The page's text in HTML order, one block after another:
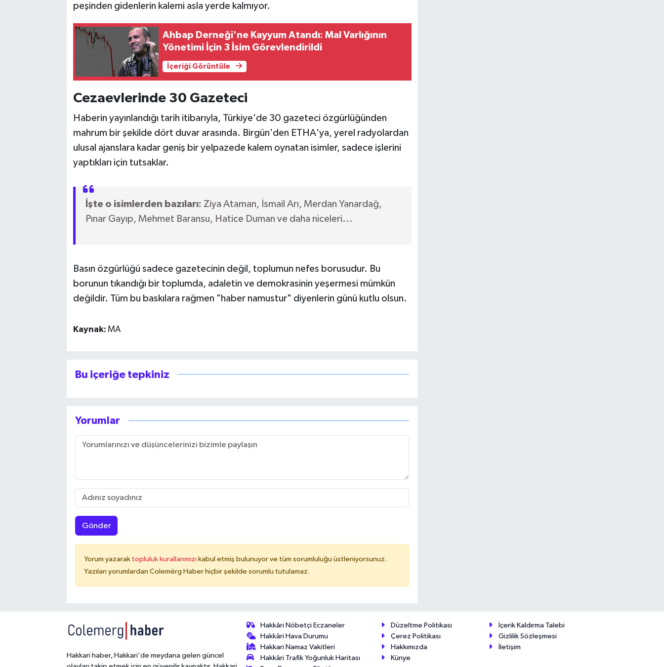
peşinden gidenlerin kalemi asla yerde kalmıyor.
Ahbap Derneği'ne Kayyum Atandı: Mal Varlığının
Yönetimi İçin 3 İsim Görevlendirildi
İçeriği Görüntüle
Cezaevlerinde 30 Gazeteci
Haberin yayınlandığı tarih itibarıyla, Türkiye'de 30 gazeteci özgürlüğünden
mahrum bir şekilde dört duvar arasında. Birgün'den ETHA'ya, yerel radyolardan
ulusal ajanslara kadar geniş bir yelpazede kalem oynatan isimler, sadece işlerini
yaptıkları için tutsaklar.
İşte o isimlerden bazıları: Ziya Ataman, İsmail Arı, Merdan Yanardağ,
Pınar Gayıp, Mehmet Baransu, Hatice Duman ve daha niceleri...
Basın özgürlüğü sadece gazetecinin değil, toplumun nefes borusudur. Bu
borunun tıkandığı bir toplumda, adaletin ve demokrasinin yeşermesi mümkün
değildir. Tüm bu baskılara rağmen "haber namustur" diyenlerin günü kutlu olsun.
Kaynak: MA
Bu içeriğe tepkiniz
Yorumlar
Gönder
Yorum yazarak topluluk kurallarımızı kabul etmiş bulunuyor ve tüm sorumluluğu üstleniyorsunuz.
Yazılan yorumlardan Colemérg Haber hiçbir şekilde sorumlu tutulamaz.
Hakkari haber, Hakkari'de meydana gelen güncel
Hakkâri Nöbetçi Eczaneler
Hakkâri Hava Durumu
Hakkari Namaz Vakitleri
Hakkâri Trafik Yoğunluk Haritası
Düzeltme Politikası
İçerik Kaldırma Talebi
Çerez Politikası
Gizlilik Sözleşmesi
Hakkımızda
İletişim
Künye